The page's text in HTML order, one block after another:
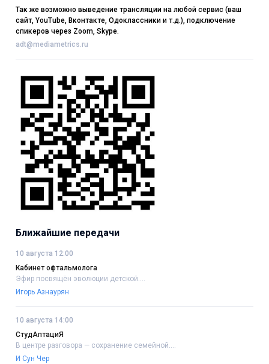
Так же возможно выведение трансляции на любой сервис (ваш
сайт, YouTube, Вконтакте, Одоклассники и т.д.), подключение
спикеров через Zoom, Skype.
adt@mediametrics.ru
Ближайшие передачи
10 августа 12:00
Кабинет офтальмолога
Эфир посвящён эволюции детской....
Игорь Азнаурян
10 августа 14:00
СтудАптациЯ
В центре разговора — сохранение семейной....
И Сун Чер